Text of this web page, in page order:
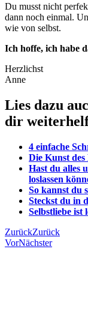
Du musst nicht
dann noch einmal.
wie von selbst.
Ich hoffe, ich habe
Herzlichst
Anne
Lies dazu
dir
4 einfache
Die Kunst des
Hast du alles
loslassen
So kannst du
Steckst du in
Selbstliebe ist
ZurückZurück
VorNächster